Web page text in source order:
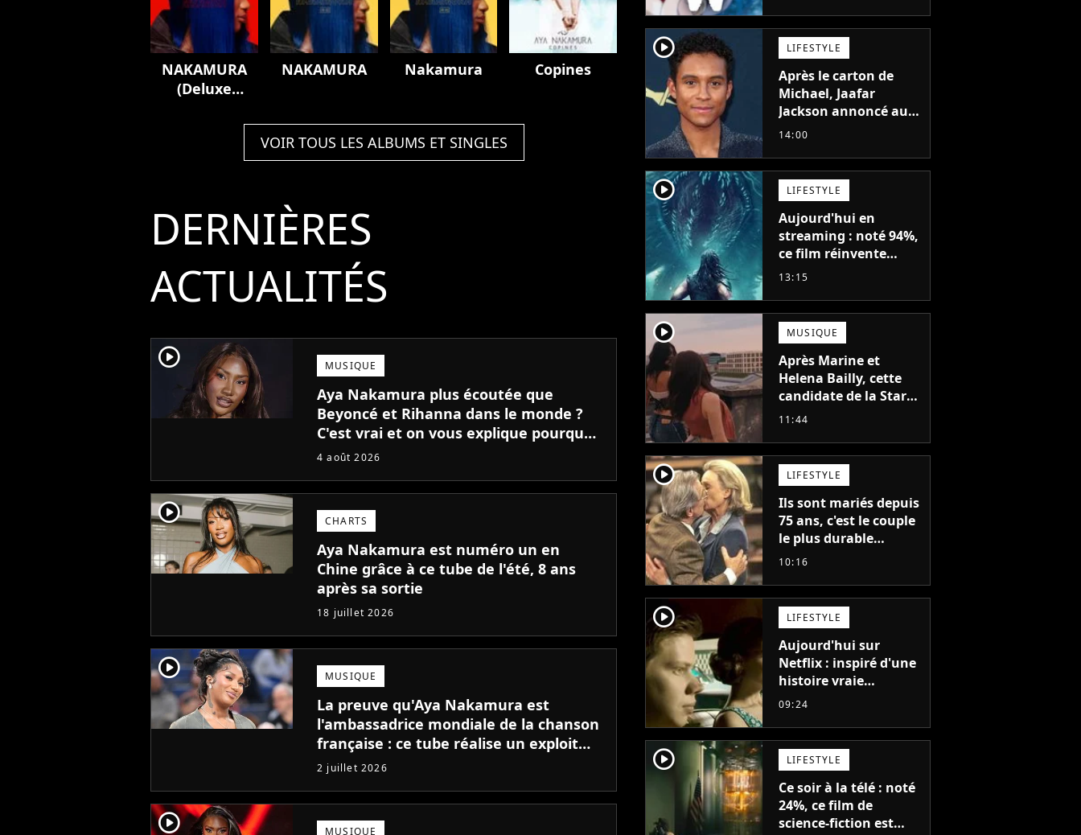
NAKAMURA
(Deluxe
NAKAMURA Nakamura Copines
VOIR TOUS LES ALBUMS ET SINGLES
DERNIÈRES
ACTUALITÉS
player2 MUSIQUE
Aya Nakamura plus écoutée que
Beyoncé et Rihanna dans le monde ?
C'est vrai et on vous explique pourquoi
!
4 août 2026
player2 CHARTS
Aya Nakamura est numéro un en
Chine grâce à ce tube de l'été, 8 ans
après sa sortie
18 juillet 2026
player2 MUSIQUE
La preuve qu'Aya Nakamura est
l'ambassadrice mondiale de la chanson
française : ce tube réalise un exploit
rare à l'étranger !
2 juillet 2026
player2 MUSIQUE
tomes
player2 LIFESTYLE
Après le carton de
Michael, Jaafar
Jackson annoncé au
casting d'un film
Smith
14:00
player2 LIFESTYLE
Aujourd'hui en
streaming : noté 94%,
ce film réinvente
complètement cette
fiction vieille de 40
ans
13:15
player2 MUSIQUE
Après Marine et
Helena Bailly, cette
candidate de la Star
Academy adorée du
premier album, "C'est
tellement puissant"
11:44
player2 LIFESTYLE
Ils sont mariés depuis
75 ans, c'est le couple
le plus durable
d'Hollywood : "Nous
après jour, et les jours
se sont transformés
en décennies"
10:16
player2 LIFESTYLE
Aujourd'hui sur
Netflix : inspiré d'une
histoire vraie
glaçante, c'est l'un
21ème siècle
09:24
player2 LIFESTYLE
Ce soir à la télé : noté
24%, ce film de
science-fiction est